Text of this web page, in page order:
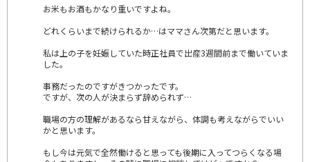
お米もお酒もかなり重いですよね。
どれくらいまで続けられるか…はママさん次第だと思います。
私は上の子を妊娠していた時正社員で出産3週間前まで働いていま
した。
事務だったのですがきつかったです。
ですが、次の人が決まらず辞められず…
職場の方の理解があるなら甘えながら、体調も考えながらでいい
かと思います。
もし今は元気で全然働けると思っても後期に入ってつらくなる場